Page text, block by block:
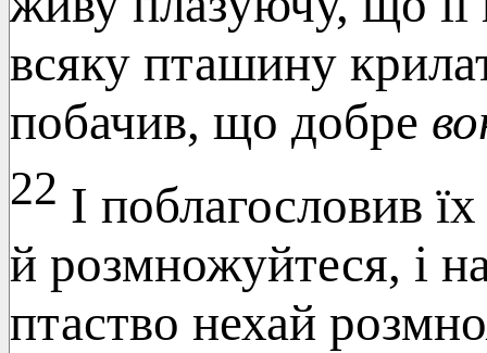
всяку пташину
побачив, що добре
22 І поблагословив
й розмножуйтеся, і
птаство нехай